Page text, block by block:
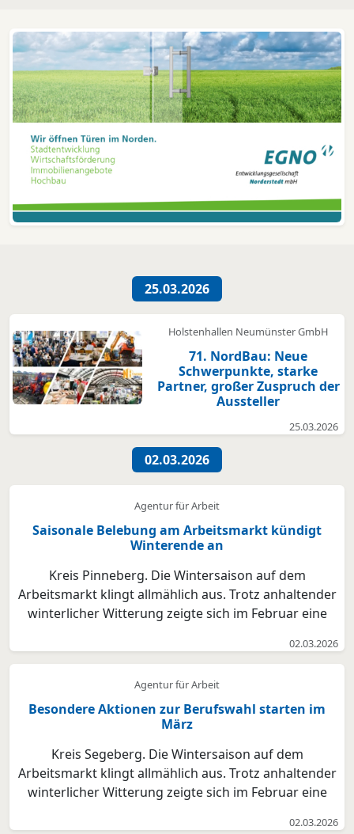
Erwartungen der Unte...
25.03.2026
Holstenhallen Neumünster GmbH
71. NordBau: Neue
Schwerpunkte, starke
Partner, großer Zuspruch der
Aussteller
25.03.2026
02.03.2026
Agentur für Arbeit
Saisonale Belebung am Arbeitsmarkt kündigt
Winterende an
Kreis Pinneberg. Die Wintersaison auf dem
Arbeitsmarkt klingt allmählich aus. Trotz anhaltender
winterlicher Witterung zeigte sich im Februar eine
zurück, zugleich wurden mehr neue Stellen gemeldet
als im Vormonat. Für viele arbeitslose Menschen im
Krei...
02.03.2026
Agentur für Arbeit
Besondere Aktionen zur Berufswahl starten im
März
Kreis Segeberg. Die Wintersaison auf dem
Arbeitsmarkt klingt allmählich aus. Trotz anhaltender
winterlicher Witterung zeigte sich im Februar eine
zaghaft zurück, zugleich wurden mehr neue Stellen
02.03.2026